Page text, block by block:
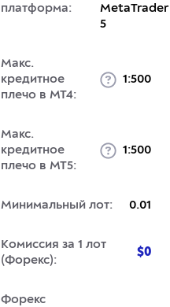
платформа:
MetaTrader
5
Макс.
кредитное
плечо в MT4:
1:500
Макс.
кредитное
плечо в MT5:
1:500
Минимальный лот: 0.01
Комиссия за 1 лот
(Форекс):
$0
Форекс